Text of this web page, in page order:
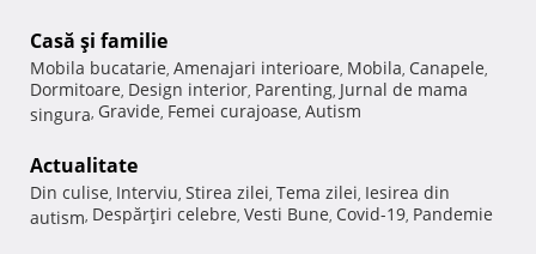
Casă şi familie
Mobila bucatarie, Amenajari interioare, Mobila, Canapele,
Dormitoare, Design interior, Parenting, Jurnal de mama
singura, Gravide, Femei curajoase, Autism
Actualitate
Din culise, Interviu, Stirea zilei, Tema zilei, Iesirea din
autism, Despărţiri celebre, Vesti Bune, Covid-19, Pandemie